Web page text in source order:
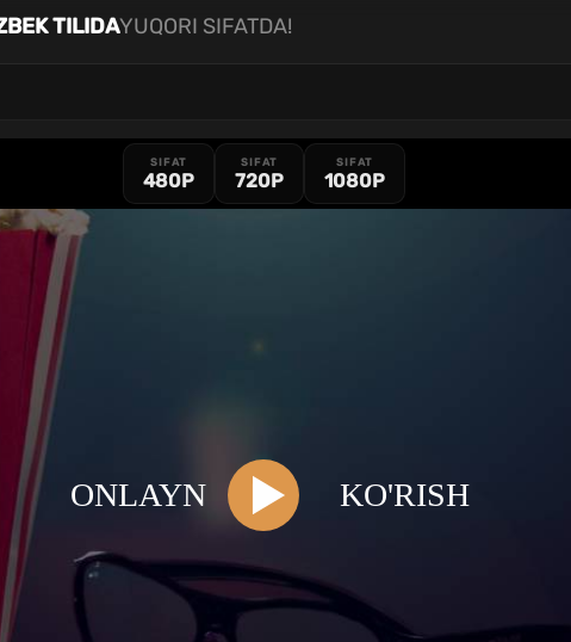
TILIDAYUQORI SIFATDA!
SIFAT
480P
SIFAT
720P
SIFAT
1080P